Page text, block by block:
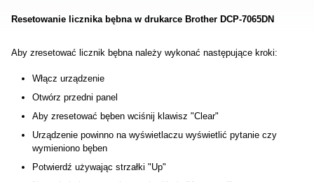
Resetowanie licznika bębna w drukarce Brother DCP-7065DN
Aby zresetować licznik bębna należy wykonać następujące kroki:
Włącz urządzenie
Otwórz przedni panel
Aby zresetować bęben wciśnij klawisz "Clear"
Urządzenie powinno na wyświetlaczu wyświetlić pytanie czy
wymieniono bęben
Potwierdź używając strzałki "Up"